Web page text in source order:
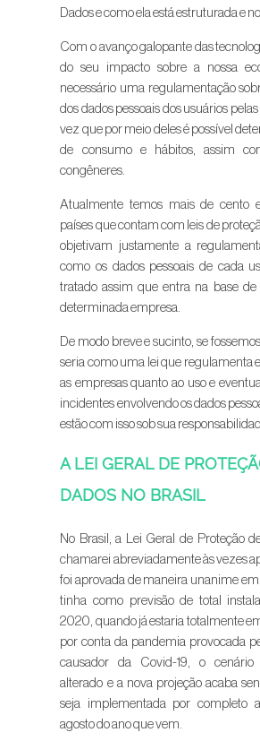
Dados e como ela está estruturada e
Com o avanço galopante das
do seu impacto sobre a nossa
necessário uma regulamentação
dos dados pessoais dos usuários
vez que por meio deles é possível
de consumo e hábitos, assim
congêneres.
Atualmente temos mais de cento
países que contam com leis de
objetivam justamente a
como os dados pessoais de cada
tratado assim que entra na base
determinada empresa.
De modo breve e sucinto, se
seria como uma lei que regulamenta
as empresas quanto ao uso e
incidentes envolvendo os dados
estão com isso sob sua
A LEI GERAL DE
DADOS NO BRASIL
No Brasil, a Lei Geral de Proteção
chamarei abreviadamente às vezes
foi aprovada de maneira unanime em
tinha como previsão de total
2020, quando já estaria totalmente
por conta da pandemia provocada
causador da Covid-19, o cenário
alterado e a nova projeção acaba
seja implementada por completo
agosto do ano que vem.